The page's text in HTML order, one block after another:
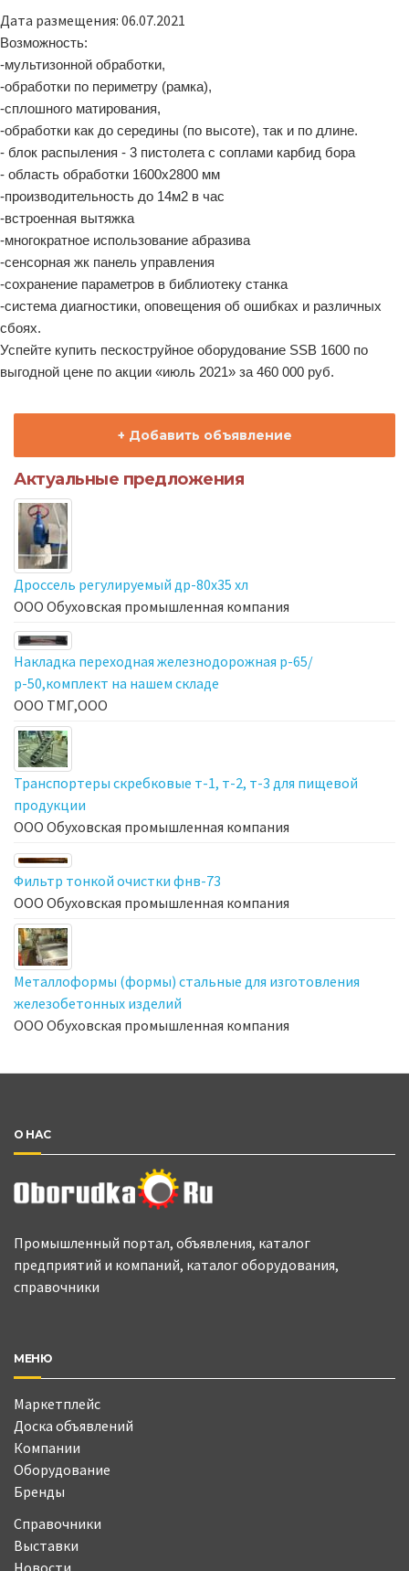
Дата размещения: 06.07.2021
Возможность:
-мультизонной обработки,
-обработки по периметру (рамка),
-сплошного матирования,
-обработки как до середины (по высоте), так и по длине.
- блок распыления - 3 пистолета с соплами карбид бора
- область обработки 1600х2800 мм
-производительность до 14м2 в час
-встроенная вытяжка
-многократное использование абразива
-сенсорная жк панель управления
-сохранение параметров в библиотеку станка
-система диагностики, оповещения об ошибках и различных
сбоях.
Успейте купить пескоструйное оборудование SSB 1600 по
выгодной цене по акции «июль 2021» за 460 000 руб.
+ Добавить объявление
Актуальные предложения
Дроссель регулируемый др-80х35 хл
ООО Обуховская промышленная компания
Накладка переходная железнодорожная р-65/
р-50,комплект на нашем складе
ООО ТМГ,ООО
Транспортеры скребковые т-1, т-2, т-3 для пищевой
продукции
ООО Обуховская промышленная компания
Фильтр тонкой очистки фнв-73
ООО Обуховская промышленная компания
Металлоформы (формы) стальные для изготовления
железобетонных изделий
ООО Обуховская промышленная компания
О НАС
Промышленный портал, объявления, каталог
предприятий и компаний, каталог оборудования,
справочники
МЕНЮ
Маркетплейс
Доска объявлений
Компании
Оборудование
Бренды
Справочники
Выставки
Новости